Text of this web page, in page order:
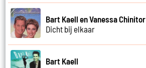
Bart Kaell en Vanessa Chinitor
Dicht bij elkaar
Bart Kaell